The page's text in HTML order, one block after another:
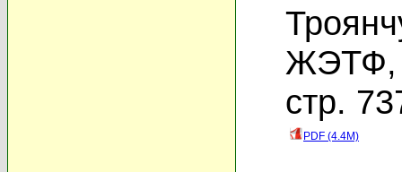
ЖЭТФ,
стр.
PDF (4.4M)